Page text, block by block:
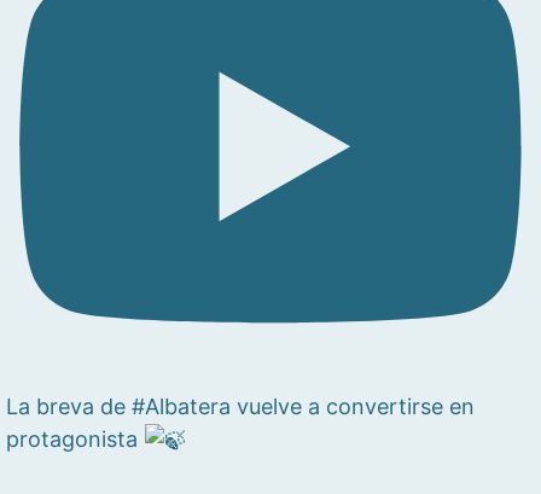
La breva de #Albatera vuelve a convertirse en
protagonista